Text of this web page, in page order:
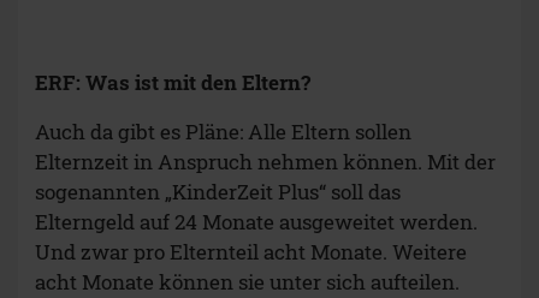
ERF: Was ist mit den Eltern?
Auch da gibt es Pläne: Alle Eltern sollen
Elternzeit in Anspruch nehmen können. Mit der
sogenannten „KinderZeit Plus“ soll das
Elterngeld auf 24 Monate ausgeweitet werden.
Und zwar pro Elternteil acht Monate. Weitere
acht Monate können sie unter sich aufteilen.